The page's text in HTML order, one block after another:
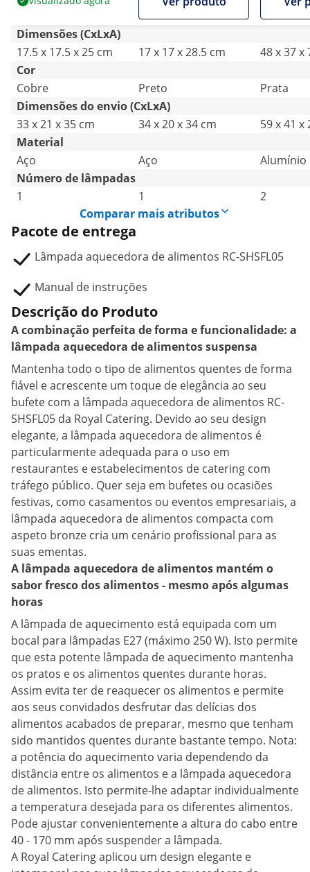
25 cm - Royal
Catering - Aço -
ajustável em altura
cm - Royal Catering -
altura
Dimensões (CxLxA)
17.5 x 17.5 x 25 cm
17 x 17 x 28.5 cm
48 x 37 x
Cor
Cobre
Preto
Prata
Dimensões do envio (CxLxA)
33 x 21 x 35 cm
34 x 20 x 34 cm
59 x 41 x
Material
Aço
Aço
Alumínio
Número de lâmpadas
1
1
2
Comparar mais atributos
Pacote de entrega
Lâmpada aquecedora de alimentos RC-SHSFL05
Manual de instruções
Descrição do Produto
A combinação perfeita de forma e funcionalidade: a
lâmpada aquecedora de alimentos suspensa
Mantenha todo o tipo de alimentos quentes de forma
fiável e acrescente um toque de elegância ao seu
bufete com a lâmpada aquecedora de alimentos RC-
SHSFL05 da Royal Catering. Devido ao seu design
elegante, a lâmpada aquecedora de alimentos é
particularmente adequada para o uso em
restaurantes e estabelecimentos de catering com
tráfego público. Quer seja em bufetes ou ocasiões
festivas, como casamentos ou eventos empresariais, a
lâmpada aquecedora de alimentos compacta com
aspeto bronze cria um cenário profissional para as
suas ementas.
A lâmpada aquecedora de alimentos mantém o
sabor fresco dos alimentos - mesmo após algumas
horas
A lâmpada de aquecimento está equipada com um
bocal para lâmpadas E27 (máximo 250 W). Isto permite
que esta potente lâmpada de aquecimento mantenha
os pratos e os alimentos quentes durante horas.
Assim evita ter de reaquecer os alimentos e permite
aos seus convidados desfrutar das delícias dos
alimentos acabados de preparar, mesmo que tenham
sido mantidos quentes durante bastante tempo. Nota:
a potência do aquecimento varia dependendo da
distância entre os alimentos e a lâmpada aquecedora
de alimentos. Isto permite-lhe adaptar individualmente
a temperatura desejada para os diferentes alimentos.
Pode ajustar convenientemente a altura do cabo entre
40 - 170 mm após suspender a lâmpada.
A Royal Catering aplicou um design elegante e